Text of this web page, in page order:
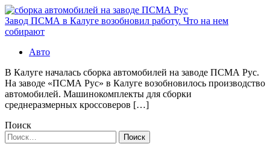
Завод ПСМА в Калуге возобновил работу. Что на нем
собирают
Авто
В Калуге началась сборка автомобилей на заводе ПСМА Рус.
На заводе «ПСМА Рус» в Калуге возобновилось производство
автомобилей. Машинокомплекты для сборки
среднеразмерных кроссоверов […]
Поиск
Найти: